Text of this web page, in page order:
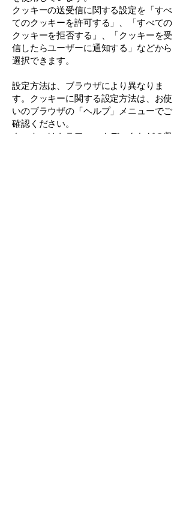
クッキーの送受信に関する設定を「すべ
てのクッキーを許可する」、「すべての
クッキーを拒否する」、「クッキーを受
信したらユーザーに通知する」などから
選択できます。
設定方法は、ブラウザにより異なりま
す。クッキーに関する設定方法は、お使
いのブラウザの「ヘルプ」メニューでご
確認ください。
クッキーはトラフィックデータなどの収